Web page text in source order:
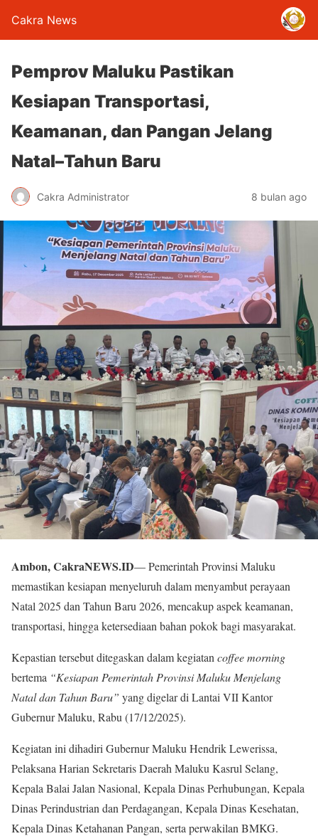
Cakra News
Pemprov Maluku Pastikan
Kesiapan Transportasi,
Keamanan, dan Pangan Jelang
Natal–Tahun Baru
Cakra Administrator 8 bulan ago
Ambon, CakraNEWS.ID— Pemerintah Provinsi Maluku
memastikan kesiapan menyeluruh dalam menyambut perayaan
Natal 2025 dan Tahun Baru 2026, mencakup aspek keamanan,
transportasi, hingga ketersediaan bahan pokok bagi masyarakat.
Kepastian tersebut ditegaskan dalam kegiatan coffee morning
bertema “Kesiapan Pemerintah Provinsi Maluku Menjelang
Natal dan Tahun Baru” yang digelar di Lantai VII Kantor
Gubernur Maluku, Rabu (17/12/2025).
Kegiatan ini dihadiri Gubernur Maluku Hendrik Lewerissa,
Pelaksana Harian Sekretaris Daerah Maluku Kasrul Selang,
Kepala Balai Jalan Nasional, Kepala Dinas Perhubungan, Kepala
Dinas Perindustrian dan Perdagangan, Kepala Dinas Kesehatan,
Kepala Dinas Ketahanan Pangan, serta perwakilan BMKG.